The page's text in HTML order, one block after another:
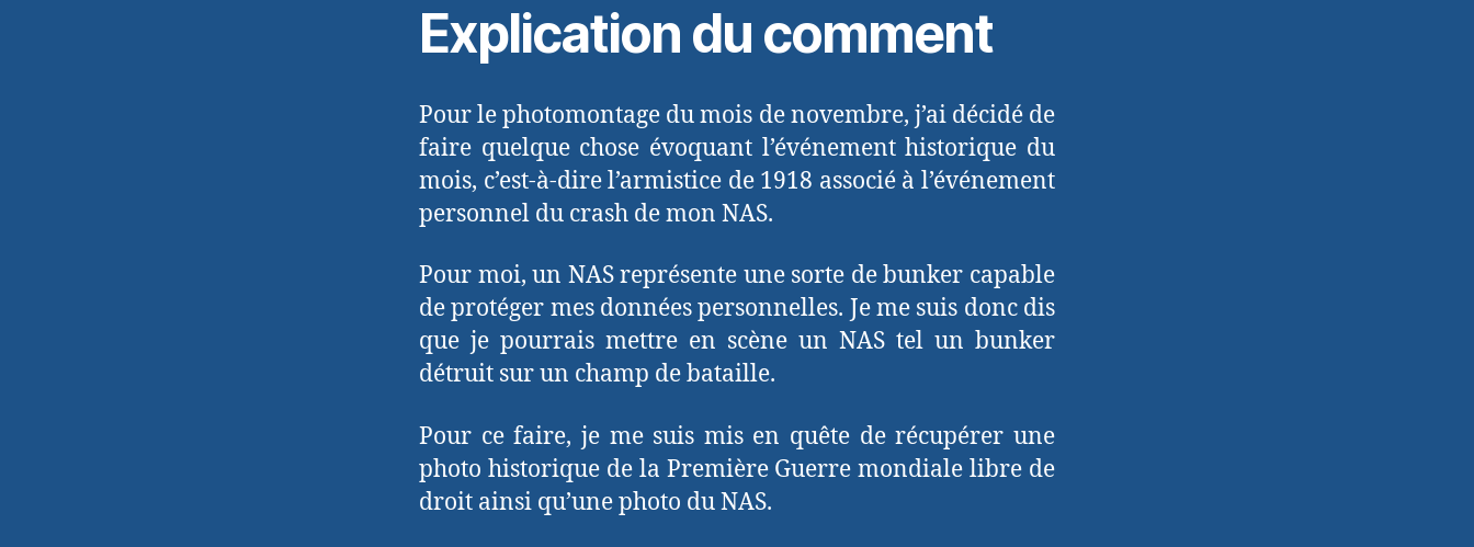
Explication du comment
Pour le photomontage du mois de novembre, j’ai décidé de
faire quelque chose évoquant l’événement historique du
mois, c’est-à-dire l’armistice de 1918 associé à l’événement
personnel du crash de mon NAS.
Pour moi, un NAS représente une sorte de bunker capable
de protéger mes données personnelles. Je me suis donc dis
que je pourrais mettre en scène un NAS tel un bunker
détruit sur un champ de bataille.
Pour ce faire, je me suis mis en quête de récupérer une
photo historique de la Première Guerre mondiale libre de
droit ainsi qu’une photo du NAS.